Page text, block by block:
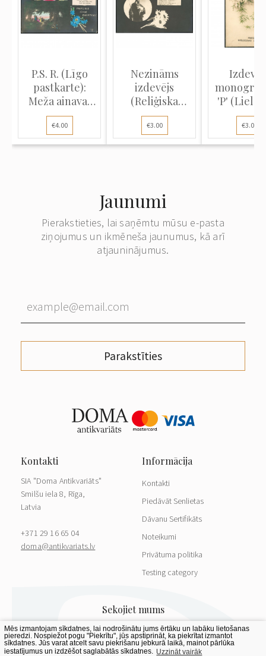
P.S. R. (Līgo
pastkarte):
Meža ainava,
Līgo d...
€4.00
Nezināms
izdevējs
(Reliģiska
atklātne):
Labai...
€3.00
'P'
€3.00
Jaunumi
Pierakstieties, lai saņēmtu mūsu e-pasta
ziņojumus un ikmēneša jaunumus, kā arī
atjauninājumus.
Parakstīties
SIA "Doma Antikvariāts"
Smilšu iela 8, Rīga,
Latvia
+371 29 16 65 04
doma@antikvariats.lv
Kontakti
Piedāvāt Senlietas
Dāvanu Sertifikāts
Noteikumi
Privātuma politika
Testing category
Mēs izmantojam sīkdatnes, lai nodrošinātu jums ērtāku un labāku lietošanas
pieredzi. Nospiežot pogu "Piekrītu", jūs apstiprināt, ka piekrītat izmantot
sīkdatnes. Jūs varat atcelt savu piekrišanu jebkurā laikā, mainot pārlūka
iestatījumus un izdzēšot saglabātās sīkdatnes. Uzzināt vairāk